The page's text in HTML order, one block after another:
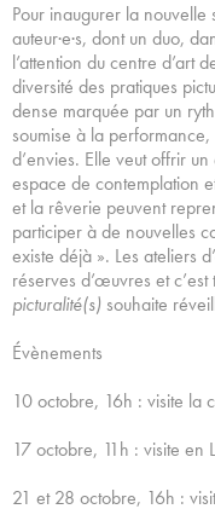
Pour inaugurer la nouvelle
auteur·e·s, dont un duo,
l’attention du centre d’art
diversité des pratiques
dense marquée par un
soumise à la performance,
d’envies. Elle veut offrir
espace de contemplation
et la rêverie peuvent
participer à de nouvelles
existe déjà ». Les ateliers
réserves d’œuvres et
picturalité(s) souhaite
Évènements
10 octobre, 16h : visite la
17 octobre, 11h : visite en
21 et 28 octobre, 16h :